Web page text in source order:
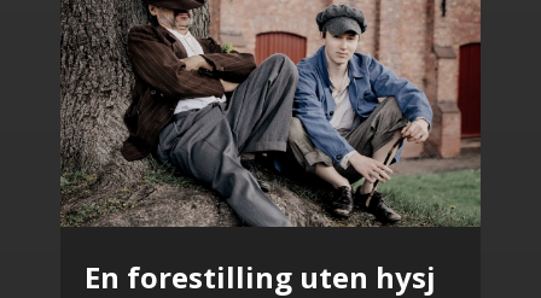
En forestilling uten hysj